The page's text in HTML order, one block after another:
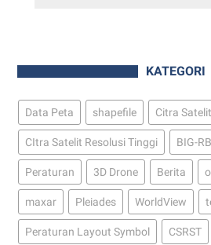
KATEGORI
Data Peta shapefile Citra Satelit
CItra Satelit Resolusi Tinggi BIG-
Peraturan 3D Drone Berita
maxar Pleiades WorldView
Peraturan Layout Symbol CSRST